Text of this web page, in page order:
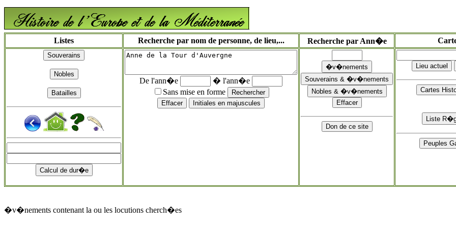
Listes Recherche par nom de personne, de lieu,... Recherche par Ann�e
De l'ann�e
� l'ann�e
Sans mise en forme
�v�nements contenant la ou les locutions cherch�es